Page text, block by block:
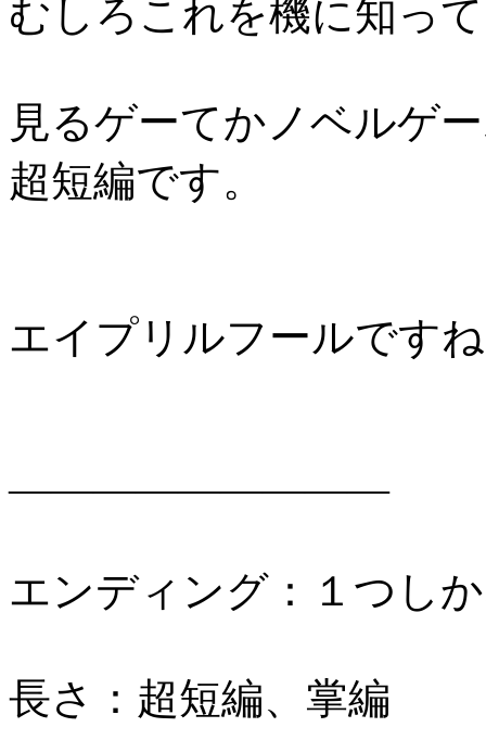
むしろこれを機に知っ
見るゲーてかノベルゲ
超短編です。
エイプリルフールです
―――――――――
エンディング：１つし
長さ：超短編、掌編